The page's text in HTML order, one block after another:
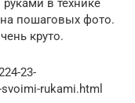
в технике
пошаговых фото.
круто.
23-
rukami.html